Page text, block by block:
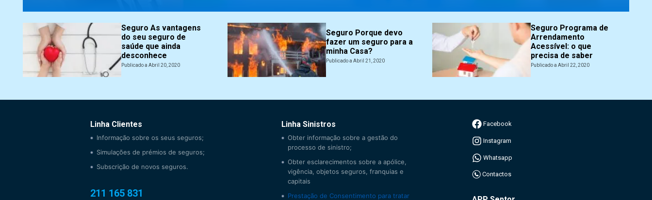
Seguro As vantagens
do seu seguro de
saúde que ainda
desconhece
Publicado a Abril 20, 2020
Seguro Porque devo
fazer um seguro para a
minha Casa?
Publicado a Abril 21, 2020
Seguro Programa de
Arrendamento
Acessível: o que
precisa de saber
Publicado a Abril 22, 2020
Linha Clientes
Informação sobre os seus seguros;
Simulações de prémios de seguros;
Subscrição de novos seguros.
211 165 831
Linha Sinistros
Obter informação sobre a gestão do
processo de sinistro;
Obter esclarecimentos sobre a apólice,
vigência, objetos seguros, franquias e
capitais
Prestação de Consentimento para tratar
Facebook
Instagram
Whatsapp
Contactos